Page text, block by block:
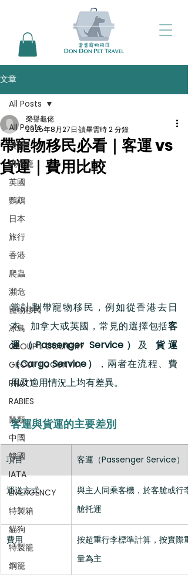
文章
All Posts
澳洲
飛機籠
英國
鸚鵡
日本
旅行
香港
爬蟲
瀕危
寵物移民
冰島
GROUP II COUNTRY
GROUP I COUNTRY
RNATT
RABIES
鼠類
中國
韓國
IATA
EMERGENCY
特製箱
貓狗
特製籠
鋼籠
All Posts
帶寵物移民必看｜客運 vs
貨運｜費用比較
榮譽龜佬
2025年8月27日 讀畢需時 2 分鐘
當計劃帶寵物移民，例如從香港去日
本、加拿大或英國，常見的選擇包括客
運（Passenger Service）及 貨運
（Cargo Service）
，兩者在流程、費
用及適用情況上均有差異。
客運與貨運的主要差別
項目 客運（Passenger Service）
運送方式
與主人同乘客機，於客艙或行李
艙托運
費用
按超重行李標準計算，按實際重
量為主